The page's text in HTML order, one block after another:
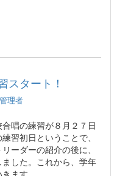
スタート！
理者
唱の練習が８月２７日
習初日ということで、
ーダーの紹介の後に、
した。これから、学年